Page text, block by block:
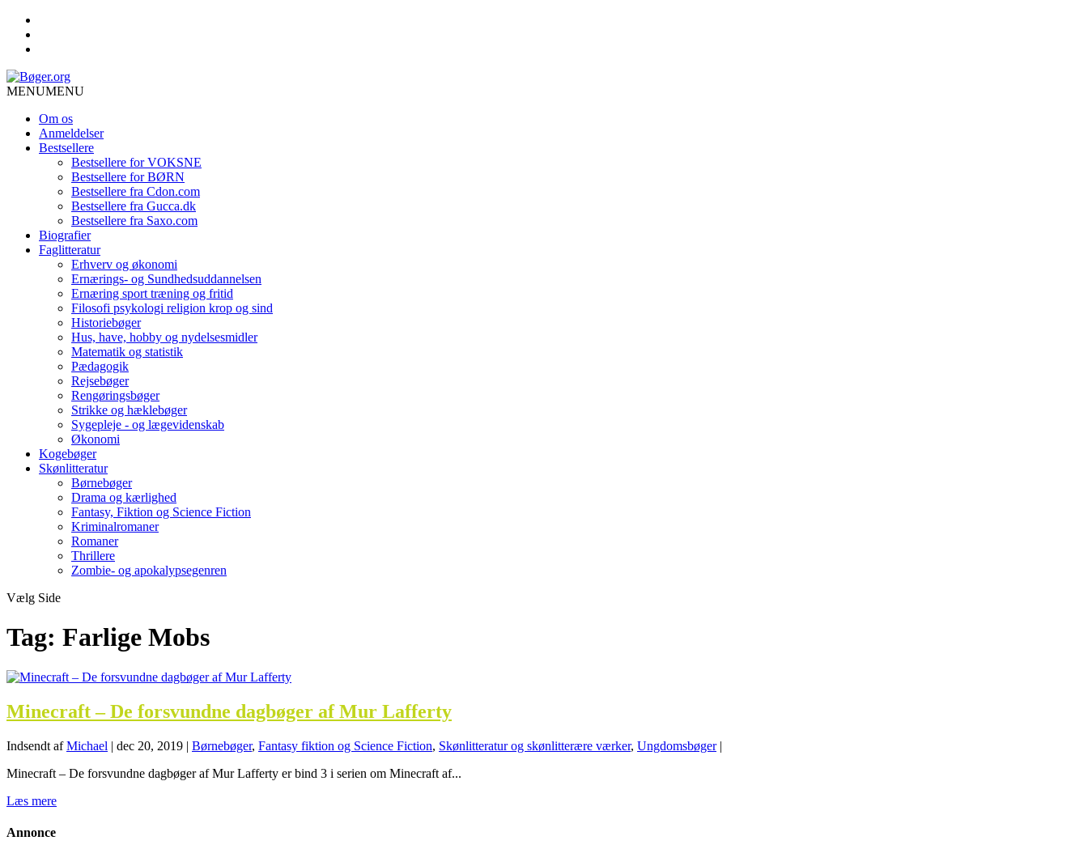
MENUMENU
Om os
Anmeldelser
Bestsellere
Bestsellere for VOKSNE
Bestsellere for BØRN
Bestsellere fra Cdon.com
Bestsellere fra Gucca.dk
Bestsellere fra Saxo.com
Biografier
Faglitteratur
Erhverv og økonomi
Ernærings- og Sundhedsuddannelsen
Ernæring sport træning og fritid
Filosofi psykologi religion krop og sind
Historiebøger
Hus, have, hobby og nydelsesmidler
Matematik og statistik
Pædagogik
Rejsebøger
Rengøringsbøger
Strikke og hæklebøger
Sygepleje - og lægevidenskab
Økonomi
Kogebøger
Skønlitteratur
Børnebøger
Drama og kærlighed
Fantasy, Fiktion og Science Fiction
Kriminalromaner
Romaner
Thrillere
Zombie- og apokalypsegenren
Vælg Side
Tag: Farlige Mobs
Minecraft – De forsvundne dagbøger af Mur Lafferty
Indsendt afMichael | dec 20, 2019 | Børnebøger, Fantasy fiktion og Science Fiction, Skønlitteratur og skønlitterære værker, Ungdomsbøger|
Minecraft – De forsvundne dagbøger af Mur Lafferty er bind 3 i serien om Minecraft af...
Læs mere
Annonce